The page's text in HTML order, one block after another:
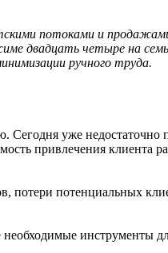
потоками и
двадцать четыре на
ручного труда.
уже недостаточно
привлечения клиента
потери потенциальных
инструменты